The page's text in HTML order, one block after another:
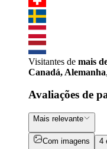
Visitantes de mais
Canadá, Alemanha
Avaliações de
Mais relevante
Com imagens 4